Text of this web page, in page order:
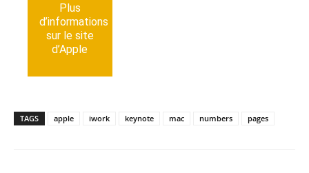
Plus
d’informations
sur le site
d’Apple
Nou­
veautés
sur Pages
TAGS apple iwork keynote mac numbers pages